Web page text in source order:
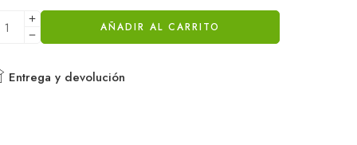
AÑADIR AL CARRITO
Entrega y devolución